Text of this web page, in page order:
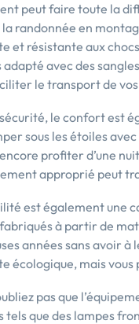
peut faire toute la
randonnée en
et résistante aux
adapté avec des
le transport de
le confort est
sous les étoiles
profiter d’une
approprié peut
est également une
à partir de
années sans avoir
écologique, mais
pas que
tels que des lampes